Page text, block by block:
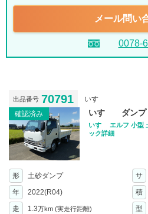
メール問い
0078-
出品番号 70791
いすゞ
確認済み
いすゞ ダン
いすゞ エルフ 小型
ック詳細
形 土砂ダンプ サ
年
2022(R04) 積
走 1.3万km (実走行距離) 型